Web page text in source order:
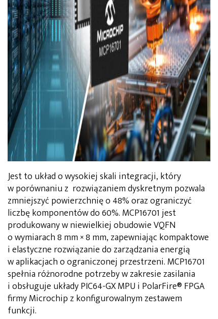
Jest to układ o wysokiej skali integracji, który
w porównaniu z rozwiązaniem dyskretnym pozwala
zmniejszyć powierzchnię o 48% oraz ograniczyć
liczbę komponentów do 60%. MCP16701 jest
produkowany w niewielkiej obudowie VQFN
o wymiarach 8 mm × 8 mm, zapewniając kompaktowe
i elastyczne rozwiązanie do zarządzania energią
w aplikacjach o ograniczonej przestrzeni. MCP16701
spełnia różnorodne potrzeby w zakresie zasilania
i obsługuje układy PIC64-GX MPU i PolarFire® FPGA
firmy Microchip z konfigurowalnym zestawem
funkcji.